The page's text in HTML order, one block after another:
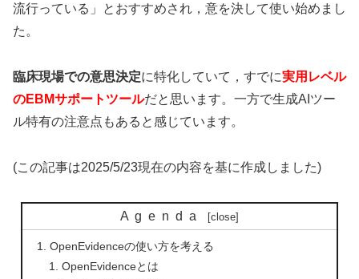
流行っている」とおすすめされ，意を決して使い始めまし
た。
臨床現場での意思決定に特化していて，すでに実用レベル
のEBMサポートツールだと思います。一方で生成AIツー
ル特有の注意点もあると感じています。
(この記事は2025/5/23現在の内容を基に作成しました)
Agenda
OpenEvidenceの使い方を考える
OpenEvidenceとは